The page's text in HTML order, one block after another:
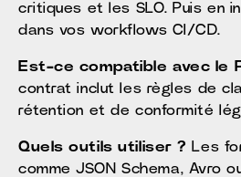
critiques et les SLO. Puis en
dans vos workflows CI/CD.
Est-ce compatible avec le
contrat inclut les règles de
rétention et de conformité
Quels outils utiliser ? Les
comme JSON Schema, Avro